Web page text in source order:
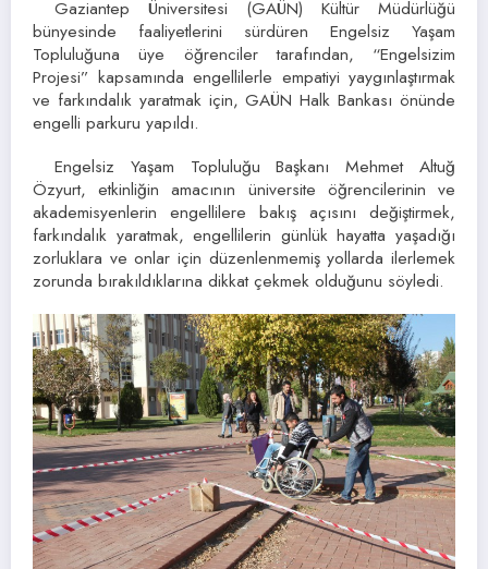
Gaziantep Üniversitesi (GAÜN) Kültür Müdürlüğü
bünyesinde faaliyetlerini sürdüren Engelsiz Yaşam
Topluluğuna üye öğrenciler tarafından, “Engelsizim
Projesi” kapsamında engellilerle empatiyi yaygınlaştırmak
ve farkındalık yaratmak için, GAÜN Halk Bankası önünde
engelli parkuru yapıldı.
Engelsiz Yaşam Topluluğu Başkanı Mehmet Altuğ
Özyurt, etkinliğin amacının üniversite öğrencilerinin ve
akademisyenlerin engellilere bakış açısını değiştirmek,
farkındalık yaratmak, engellilerin günlük hayatta yaşadığı
zorluklara ve onlar için düzenlenmemiş yollarda ilerlemek
zorunda bırakıldıklarına dikkat çekmek olduğunu söyledi.